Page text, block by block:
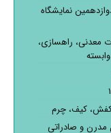
نمایشگاه
معدنی، راهسازی،
کیف، چرم
مدرن و صادراتی